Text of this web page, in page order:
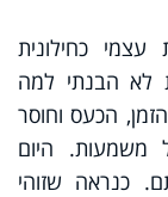
כחילונית
לא הבנתי למה
הכעס וחוסר
היום
כנראה שזוהי